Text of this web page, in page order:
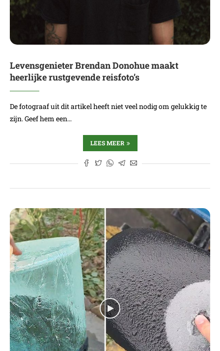
Levensgenieter Brendan Donohue maakt
heerlijke rustgevende reisfoto’s
De fotograaf uit dit artikel heeft niet veel nodig om gelukkig te
zijn. Geef hem een…
LEES MEER